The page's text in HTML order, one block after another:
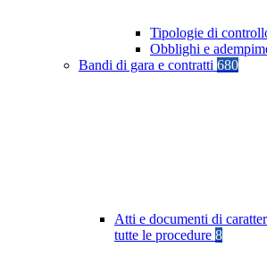
Tipologie di
Obblighi e
Bandi di gara e contratti 680
Atti e documenti di
tutte le procedure 8